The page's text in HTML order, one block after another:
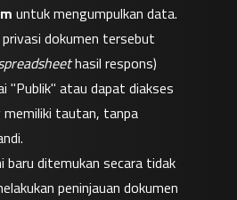
untuk mengumpulkan data.
dokumen tersebut
hasil respons)
"Publik" atau dapat diakses
memiliki tautan, tanpa
baru ditemukan secara tidak
peninjauan dokumen